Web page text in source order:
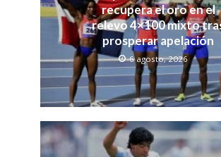
recupera el oro en el
relevo 4×100 mixto
prosperar apelación
6 agosto, 2026